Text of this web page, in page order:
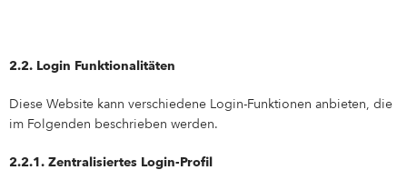
2.2. Login Funktionalitäten
Diese Website kann verschiedene Login-Funktionen anbieten, die
im Folgenden beschrieben werden.
2.2.1. Zentralisiertes Login-Profil